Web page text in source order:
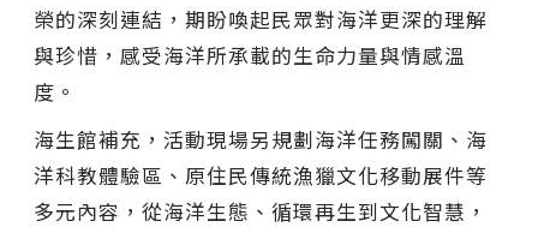
榮的深刻連結，期盼喚起民眾對海洋更深的理解
與珍惜，感受海洋所承載的生命力量與情感溫
度。
海生館補充，活動現場另規劃海洋任務闖關、海
洋科教體驗區、原住民傳統漁獵文化移動展件等
多元內容，從海洋生態、循環再生到文化智慧，